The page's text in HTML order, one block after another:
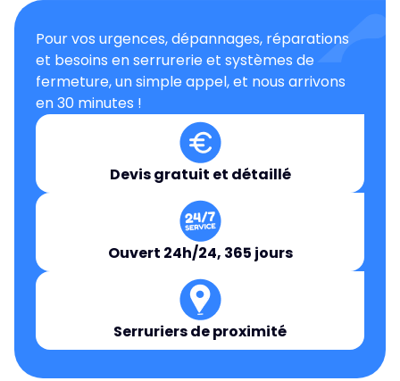
Pour vos urgences, dépannages, réparations
et besoins en serrurerie et systèmes de
fermeture, un simple appel, et nous arrivons
en 30 minutes !
Devis gratuit et détaillé
Ouvert 24h/24, 365 jours
Serruriers de proximité